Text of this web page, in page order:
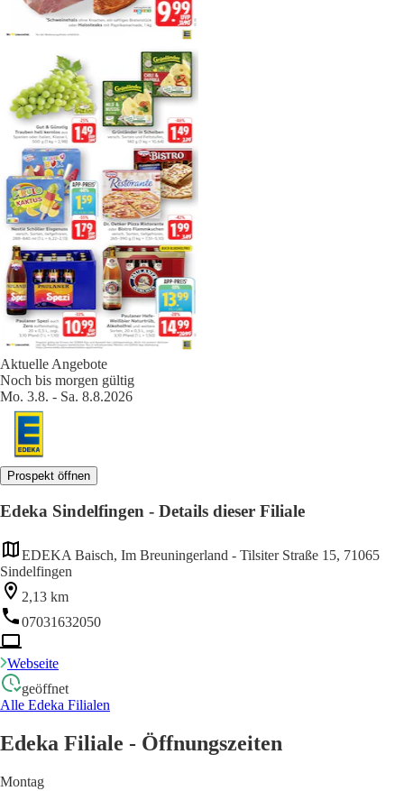
Aktuelle Angebote
Noch bis morgen gültig
Mo. 3.8. - Sa. 8.8.2026
Prospekt öffnen
Edeka Sindelfingen - Details dieser Filiale
EDEKA Baisch, Im Breuningerland - Tilsiter Straße 15, 71065
Sindelfingen
2,13 km
07031632050
Webseite
geöffnet
Alle Edeka Filialen
Edeka Filiale - Öffnungszeiten
Montag